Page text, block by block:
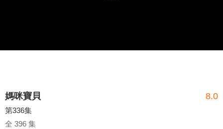
媽咪寶貝 8.0
第336集
全 396 集